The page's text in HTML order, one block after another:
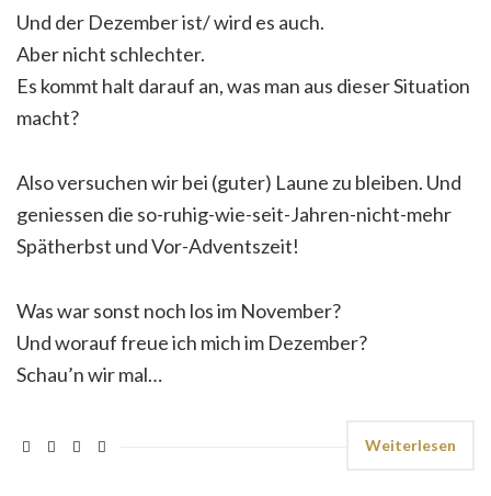
Und der Dezember ist/ wird es auch.
Aber nicht schlechter.
Es kommt halt darauf an, was man aus dieser Situation
macht?
Also versuchen wir bei (guter) Laune zu bleiben. Und
geniessen die so-ruhig-wie-seit-Jahren-nicht-mehr
Spätherbst und Vor-Adventszeit!
Was war sonst noch los im November?
Und worauf freue ich mich im Dezember?
Schau’n wir mal…
Weiterlesen